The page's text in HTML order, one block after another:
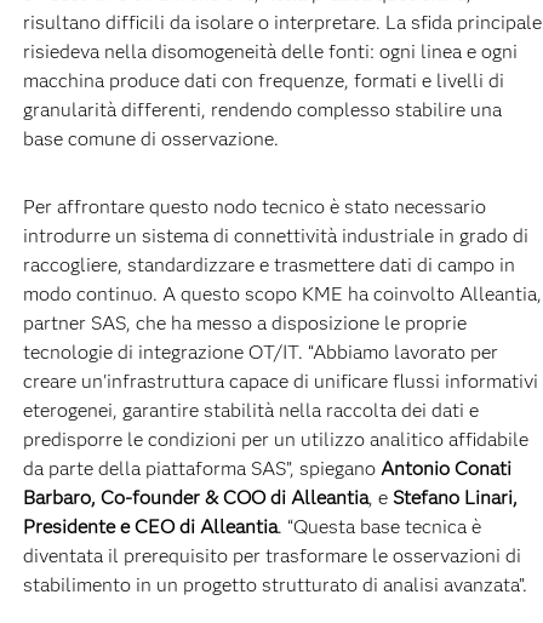
risultano difficili da isolare o interpretare. La sfida principale
risiedeva nella disomogeneità delle fonti: ogni linea e ogni
macchina produce dati con frequenze, formati e livelli di
granularità differenti, rendendo complesso stabilire una
base comune di osservazione.
Per affrontare questo nodo tecnico è stato necessario
introdurre un sistema di connettività industriale in grado di
raccogliere, standardizzare e trasmettere dati di campo in
modo continuo. A questo scopo KME ha coinvolto Alleantia,
partner SAS, che ha messo a disposizione le proprie
tecnologie di integrazione OT/IT. “Abbiamo lavorato per
creare un'infrastruttura capace di unificare flussi informativi
eterogenei, garantire stabilità nella raccolta dei dati e
predisporre le condizioni per un utilizzo analitico affidabile
da parte della piattaforma SAS”, spiegano Antonio Conati
Barbaro, Co-founder & COO di Alleantia, e Stefano Linari,
Presidente e CEO di Alleantia. “Questa base tecnica è
diventata il prerequisito per trasformare le osservazioni di
stabilimento in un progetto strutturato di analisi avanzata”.